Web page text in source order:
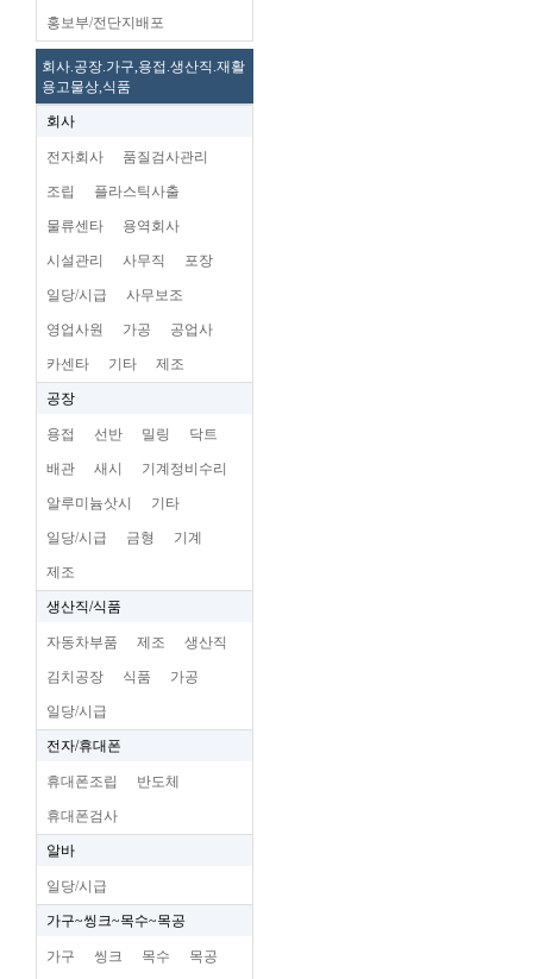
홍보부/전단지배포
회사.공장.가구,용접.생산직.재활
용고물상,식품
회사
전자회사 품질검사관리
조립 플라스틱사출
물류센타 용역회사
시설관리 사무직 포장
일당/시급 사무보조
영업사원 가공 공업사
카센타 기타 제조
공장
용접 선반 밀링 닥트
배관 새시 기계정비수리
알루미늄삿시 기타
일당/시급 금형 기계
제조
생산직/식품
자동차부품 제조 생산직
김치공장 식품 가공
일당/시급
전자/휴대폰
휴대폰조립 반도체
휴대폰검사
알바
일당/시급
가구~씽크~목수~목공
가구 씽크 목수 목공